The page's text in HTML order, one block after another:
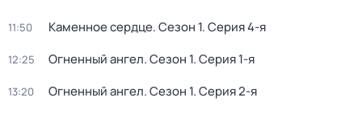
11:50 Каменное сердце. Сезон 1. Серия 4-я
12:25 Огненный ангел. Сезон 1. Серия 1-я
13:20 Огненный ангел. Сезон 1. Серия 2-я